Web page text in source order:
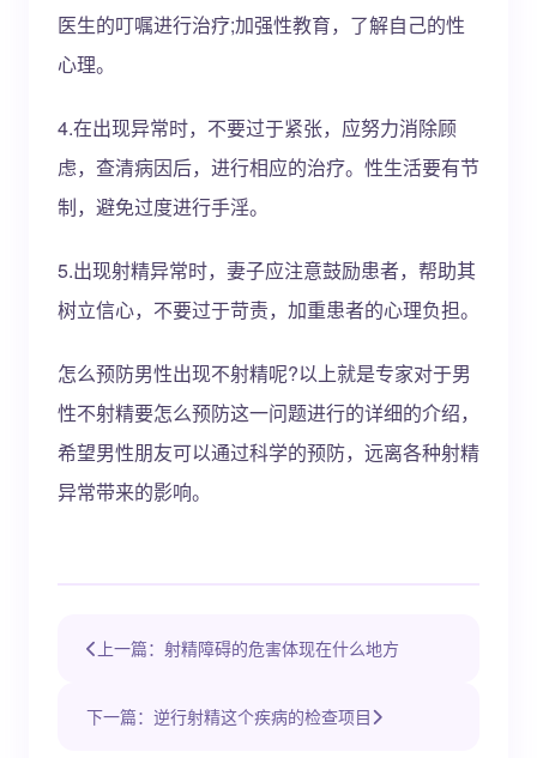
医生的叮嘱进行治疗;加强性教育，了解自己的性
心理。
4.在出现异常时，不要过于紧张，应努力消除顾
虑，查清病因后，进行相应的治疗。性生活要有节
制，避免过度进行手淫。
5.出现射精异常时，妻子应注意鼓励患者，帮助其
树立信心，不要过于苛责，加重患者的心理负担。
怎么预防男性出现不射精呢?以上就是专家对于男
性不射精要怎么预防这一问题进行的详细的介绍，
希望男性朋友可以通过科学的预防，远离各种射精
异常带来的影响。
上一篇：射精障碍的危害体现在什么地方
下一篇：逆行射精这个疾病的检查项目